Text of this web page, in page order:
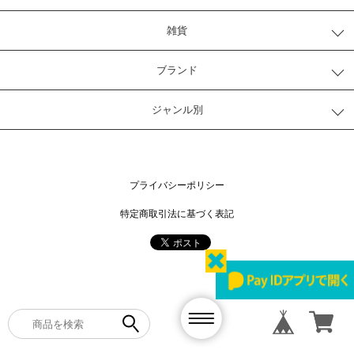
雑貨
ブランド
ジャンル別
プライバシーポリシー
特定商取引法に基づく表記